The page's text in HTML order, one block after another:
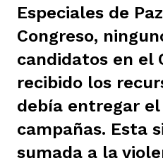
Especiales de
Congreso,
candidatos en el
recibido los
debía entregar
campañas. Esta
sumada a la
periodistas locales
nuestro contenido